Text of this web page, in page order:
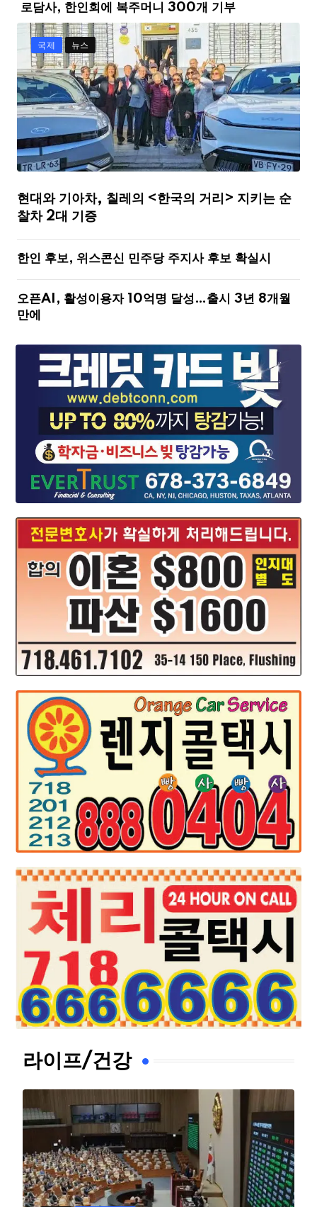
로담사, 한인회에 복주머니 300개 기부
국제 뉴스
현대와 기아차, 칠레의 <한국의 거리> 지키는 순
찰차 2대 기증
한인 후보, 위스콘신 민주당 주지사 후보 확실시
오픈AI, 활성이용자 10억명 달성…출시 3년 8개월
만에
라이프/건강